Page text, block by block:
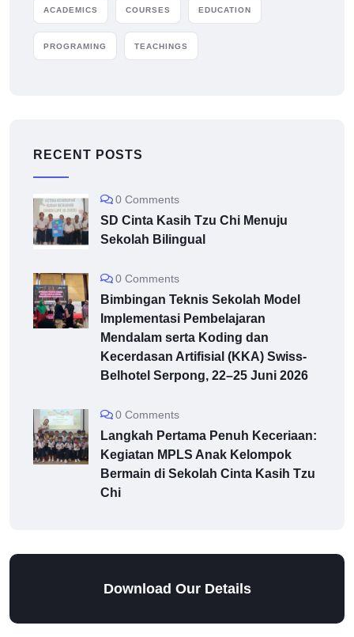
ACADEMICS COURSES EDUCATION
PROGRAMING TEACHINGS
RECENT POSTS
0 Comments
SD Cinta Kasih Tzu Chi Menuju
Sekolah Bilingual
0 Comments
Bimbingan Teknis Sekolah Model
Implementasi Pembelajaran
Mendalam serta Koding dan
Kecerdasan Artifisial (KKA) Swiss-
Belhotel Serpong, 22–25 Juni 2026
0 Comments
Langkah Pertama Penuh Keceriaan:
Kegiatan MPLS Anak Kelompok
Bermain di Sekolah Cinta Kasih Tzu
Chi
Download Our Details